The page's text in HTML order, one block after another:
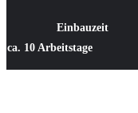
Einbauzeit
ca. 10 Arbeitstage